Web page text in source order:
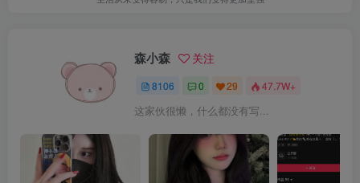
森小森 关注
8106 0 29 47.7W+
这家伙很懒，什么都没有写...